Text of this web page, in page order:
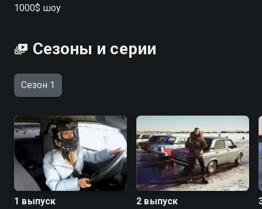
1000$ шоу
Сезоны и серии
Сезон 1
1 выпуск 2 выпуск